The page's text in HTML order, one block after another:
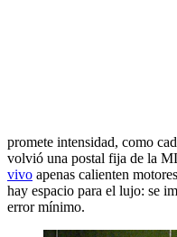
promete intensidad, como
volvió una postal fija de la
vivo apenas calienten
hay espacio para el lujo: se
error mínimo.